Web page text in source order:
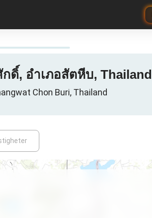
ดิ์, อำเภอสัตหีบ, Thailand
Chon Buri, Thailand